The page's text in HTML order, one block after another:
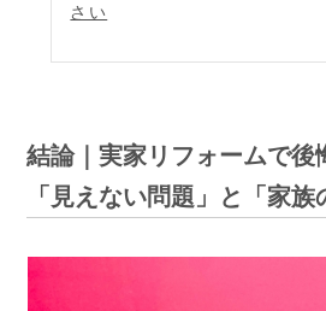
さい
結論｜実家リフォームで後
「見えない問題」と「家族